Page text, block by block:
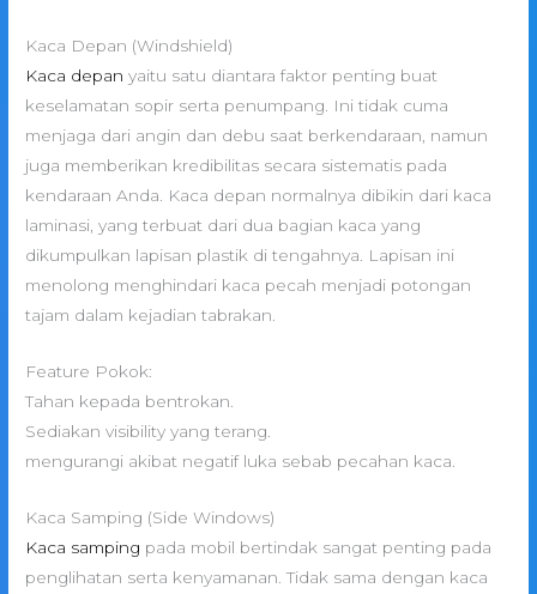
Kaca Depan (Windshield)
Kaca depan yaitu satu diantara faktor penting buat
keselamatan sopir serta penumpang. Ini tidak cuma
menjaga dari angin dan debu saat berkendaraan, namun
juga memberikan kredibilitas secara sistematis pada
kendaraan Anda. Kaca depan normalnya dibikin dari kaca
laminasi, yang terbuat dari dua bagian kaca yang
dikumpulkan lapisan plastik di tengahnya. Lapisan ini
menolong menghindari kaca pecah menjadi potongan
tajam dalam kejadian tabrakan.
Feature Pokok:
Tahan kepada bentrokan.
Sediakan visibility yang terang.
mengurangi akibat negatif luka sebab pecahan kaca.
Kaca Samping (Side Windows)
Kaca samping pada mobil bertindak sangat penting pada
penglihatan serta kenyamanan. Tidak sama dengan kaca